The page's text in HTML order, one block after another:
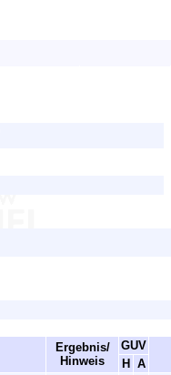
Ergebnis/
Hinweis
GUV
H
A